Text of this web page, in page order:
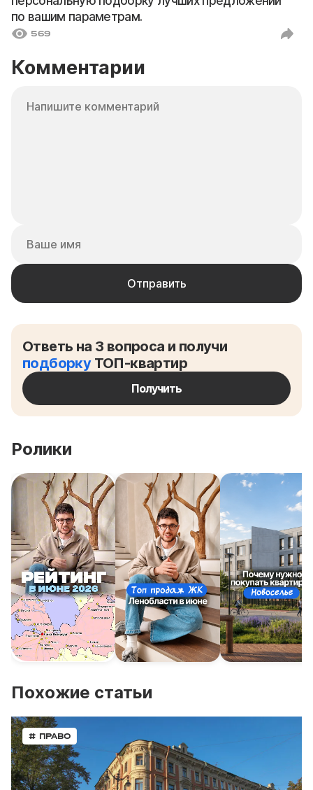
по вашим параметрам.
569
Комментарии
Ответь на 3 вопроса и получи
подборкуТОП-квартир
Получить
Ролики
Похожие статьи
# ПРАВО